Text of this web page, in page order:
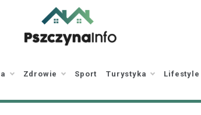
Zdrowie Sport Turystyka Lifestyle